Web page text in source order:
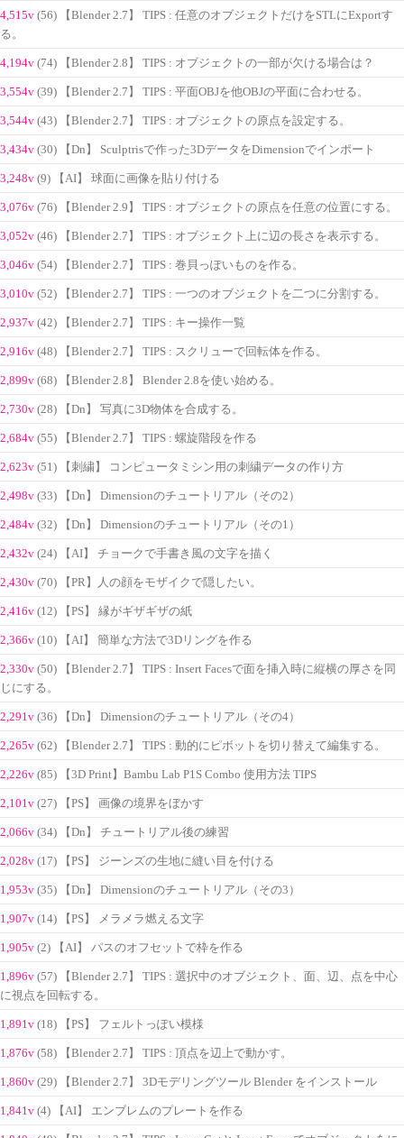
4,515v (56) 【Blender 2.7】 TIPS : 任意のオブジェクトだけをSTLにExportす
る。
4,194v (74) 【Blender 2.8】 TIPS : オブジェクトの一部が欠ける場合は？
3,554v (39) 【Blender 2.7】 TIPS : 平面OBJを他OBJの平面に合わせる。
3,544v (43) 【Blender 2.7】 TIPS : オブジェクトの原点を設定する。
3,434v (30) 【Dn】 Sculptrisで作った3DデータをDimensionでインポート
3,248v (9) 【AI】 球面に画像を貼り付ける
3,076v (76) 【Blender 2.9】 TIPS : オブジェクトの原点を任意の位置にする。
3,052v (46) 【Blender 2.7】 TIPS : オブジェクト上に辺の長さを表示する。
3,046v (54) 【Blender 2.7】 TIPS : 巻貝っぽいものを作る。
3,010v (52) 【Blender 2.7】 TIPS : 一つのオブジェクトを二つに分割する。
2,937v (42) 【Blender 2.7】 TIPS : キー操作一覧
2,916v (48) 【Blender 2.7】 TIPS : スクリューで回転体を作る。
2,899v (68) 【Blender 2.8】 Blender 2.8を使い始める。
2,730v (28) 【Dn】 写真に3D物体を合成する。
2,684v (55) 【Blender 2.7】 TIPS : 螺旋階段を作る
2,623v (51) 【刺繍】 コンピュータミシン用の刺繍データの作り方
2,498v (33) 【Dn】 Dimensionのチュートリアル（その2）
2,484v (32) 【Dn】 Dimensionのチュートリアル（その1）
2,432v (24) 【AI】 チョークで手書き風の文字を描く
2,430v (70) 【PR】人の顔をモザイクで隠したい。
2,416v (12) 【PS】 縁がギザギザの紙
2,366v (10) 【AI】 簡単な方法で3Dリングを作る
2,330v (50) 【Blender 2.7】 TIPS : Insert Facesで面を挿入時に縦横の厚さを同
じにする。
2,291v (36) 【Dn】 Dimensionのチュートリアル（その4）
2,265v (62) 【Blender 2.7】 TIPS : 動的にピボットを切り替えて編集する。
2,226v (85) 【3D Print】Bambu Lab P1S Combo 使用方法 TIPS
2,101v (27) 【PS】 画像の境界をぼかす
2,066v (34) 【Dn】 チュートリアル後の練習
2,028v (17) 【PS】 ジーンズの生地に縫い目を付ける
1,953v (35) 【Dn】 Dimensionのチュートリアル（その3）
1,907v (14) 【PS】 メラメラ燃える文字
1,905v (2) 【AI】 パスのオフセットで枠を作る
1,896v (57) 【Blender 2.7】 TIPS : 選択中のオブジェクト、面、辺、点を中心
に視点を回転する。
1,891v (18) 【PS】 フェルトっぽい模様
1,876v (58) 【Blender 2.7】 TIPS : 頂点を辺上で動かす。
1,860v (29) 【Blender 2.7】 3Dモデリングツール Blender をインストール
1,841v (4) 【AI】 エンブレムのプレートを作る